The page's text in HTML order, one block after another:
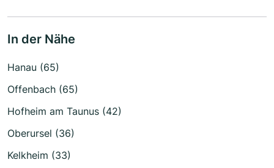
In der Nähe
Hanau (65)
Offenbach (65)
Hofheim am Taunus (42)
Oberursel (36)
Kelkheim (33)